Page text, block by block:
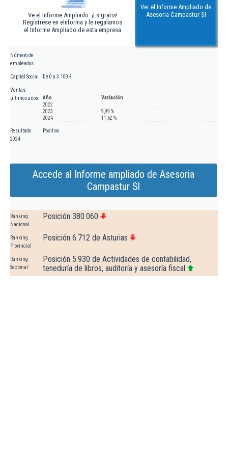
Ve el Informe Ampliado. ¡Es gratis!
Regístrese en eInforma y le regalamos
el Informe Ampliado de esta empresa
Ver el Informe Ampliado de
Asesoria Campastur Sl
Número de
empleados
Capital Social De 0 a 3.100 €
Ventas
últimos años
Año
Variación
2022
2023
9,99 %
2024
11,62 %
Resultado
2024
Positivo
Accede al Informe ampliado de Asesoria
Campastur Sl
Ranking
Nacional
Posición 380.060
Ranking
Provincial
Posición 6.712 de Asturias
Ranking
Sectorial
Posición 5.930 de Actividades de contabilidad,
teneduría de libros, auditoría y asesoría fiscal